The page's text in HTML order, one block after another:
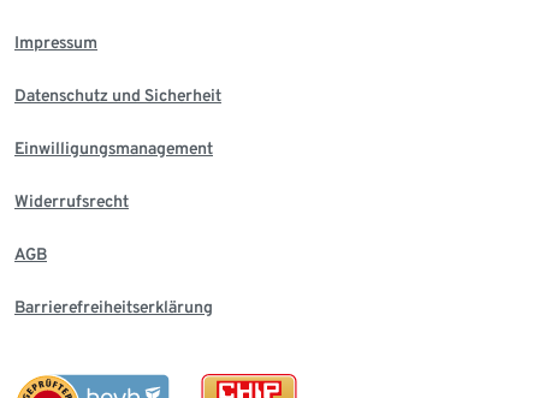
Impressum
Datenschutz und Sicherheit
Einwilligungsmanagement
Widerrufsrecht
AGB
Barrierefreiheitserklärung